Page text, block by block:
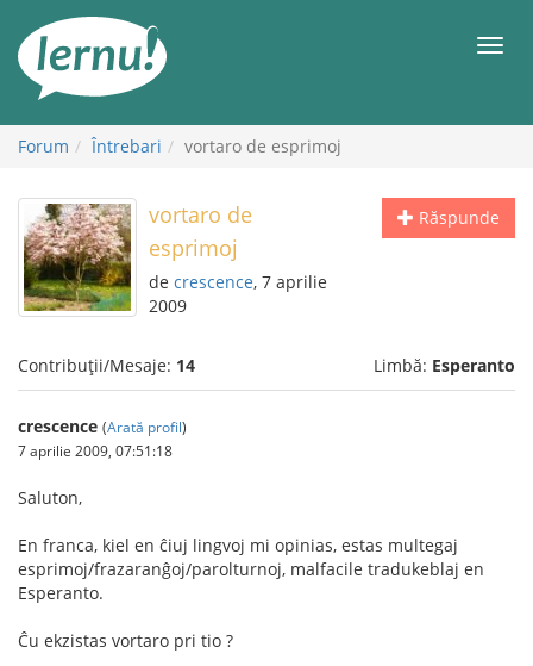
conținut
Forum Întrebari vortaro de esprimoj
Răspunde
vortaro de
esprimoj
de crescence, 7 aprilie
2009
Contribuții/Mesaje: 14 Limbă: Esperanto
crescence (Arată profil)
7 aprilie 2009, 07:51:18
Saluton,
En franca, kiel en ĉiuj lingvoj mi opinias, estas multegaj
esprimoj/frazaranĝoj/parolturnoj, malfacile tradukeblaj en
Esperanto.
Ĉu ekzistas vortaro pri tio ?